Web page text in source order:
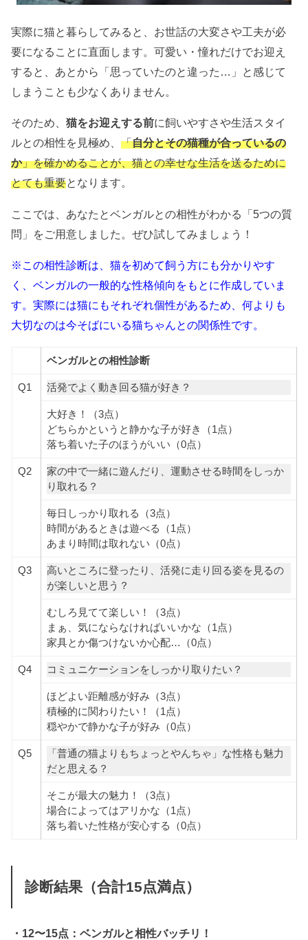
実際に猫と暮らしてみると、お世話の大変さや工夫が必
要になることに直面します。可愛い・憧れだけでお迎え
すると、あとから「思っていたのと違った…」と感じて
しまうことも少なくありません。
そのため、猫をお迎えする前に飼いやすさや生活スタイ
ルとの相性を見極め、「自分とその猫種が合っているの
か」を確かめることが、猫との幸せな生活を送るために
とても重要となります。
ここでは、あなたとベンガルとの相性がわかる「5つの質
問」をご用意しました。ぜひ試してみましょう！
※この相性診断は、猫を初めて飼う方にも分かりやす
く、ベンガルの一般的な性格傾向をもとに作成していま
す。実際には猫にもそれぞれ個性があるため、何よりも
大切なのは今そばにいる猫ちゃんとの関係性です。
ベンガルとの相性診断
Q1 活発でよく動き回る猫が好き？
大好き！（3点）
どちらかというと静かな子が好き（1点）
落ち着いた子のほうがいい（0点）
Q2
家の中で一緒に遊んだり、運動させる時間をしっか
り取れる？
毎日しっかり取れる（3点）
時間があるときは遊べる（1点）
あまり時間は取れない（0点）
Q3
高いところに登ったり、活発に走り回る姿を見るの
が楽しいと思う？
むしろ見てて楽しい！（3点）
まぁ、気にならなければいいかな（1点）
家具とか傷つけないか心配…（0点）
Q4 コミュニケーションをしっかり取りたい？
ほどよい距離感が好み（3点）
積極的に関わりたい！（1点）
穏やかで静かな子が好み（0点）
Q5
「普通の猫よりもちょっとやんちゃ」な性格も魅力
だと思える？
そこが最大の魅力！（3点）
場合によってはアリかな（1点）
落ち着いた性格が安心する（0点）
診断結果（合計15点満点）
・12〜15点：ベンガルと相性バッチリ！